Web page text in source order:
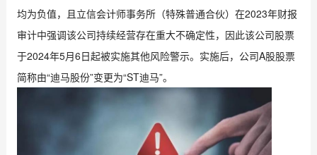
均为负值，且立信会计师事务所（特殊普通合伙）在2023年财报
审计中强调该公司持续经营存在重大不确定性，因此该公司股票
于2024年5月6日起被实施其他风险警示。实施后，公司A股股票
简称由“迪马股份”变更为“ST迪马”。